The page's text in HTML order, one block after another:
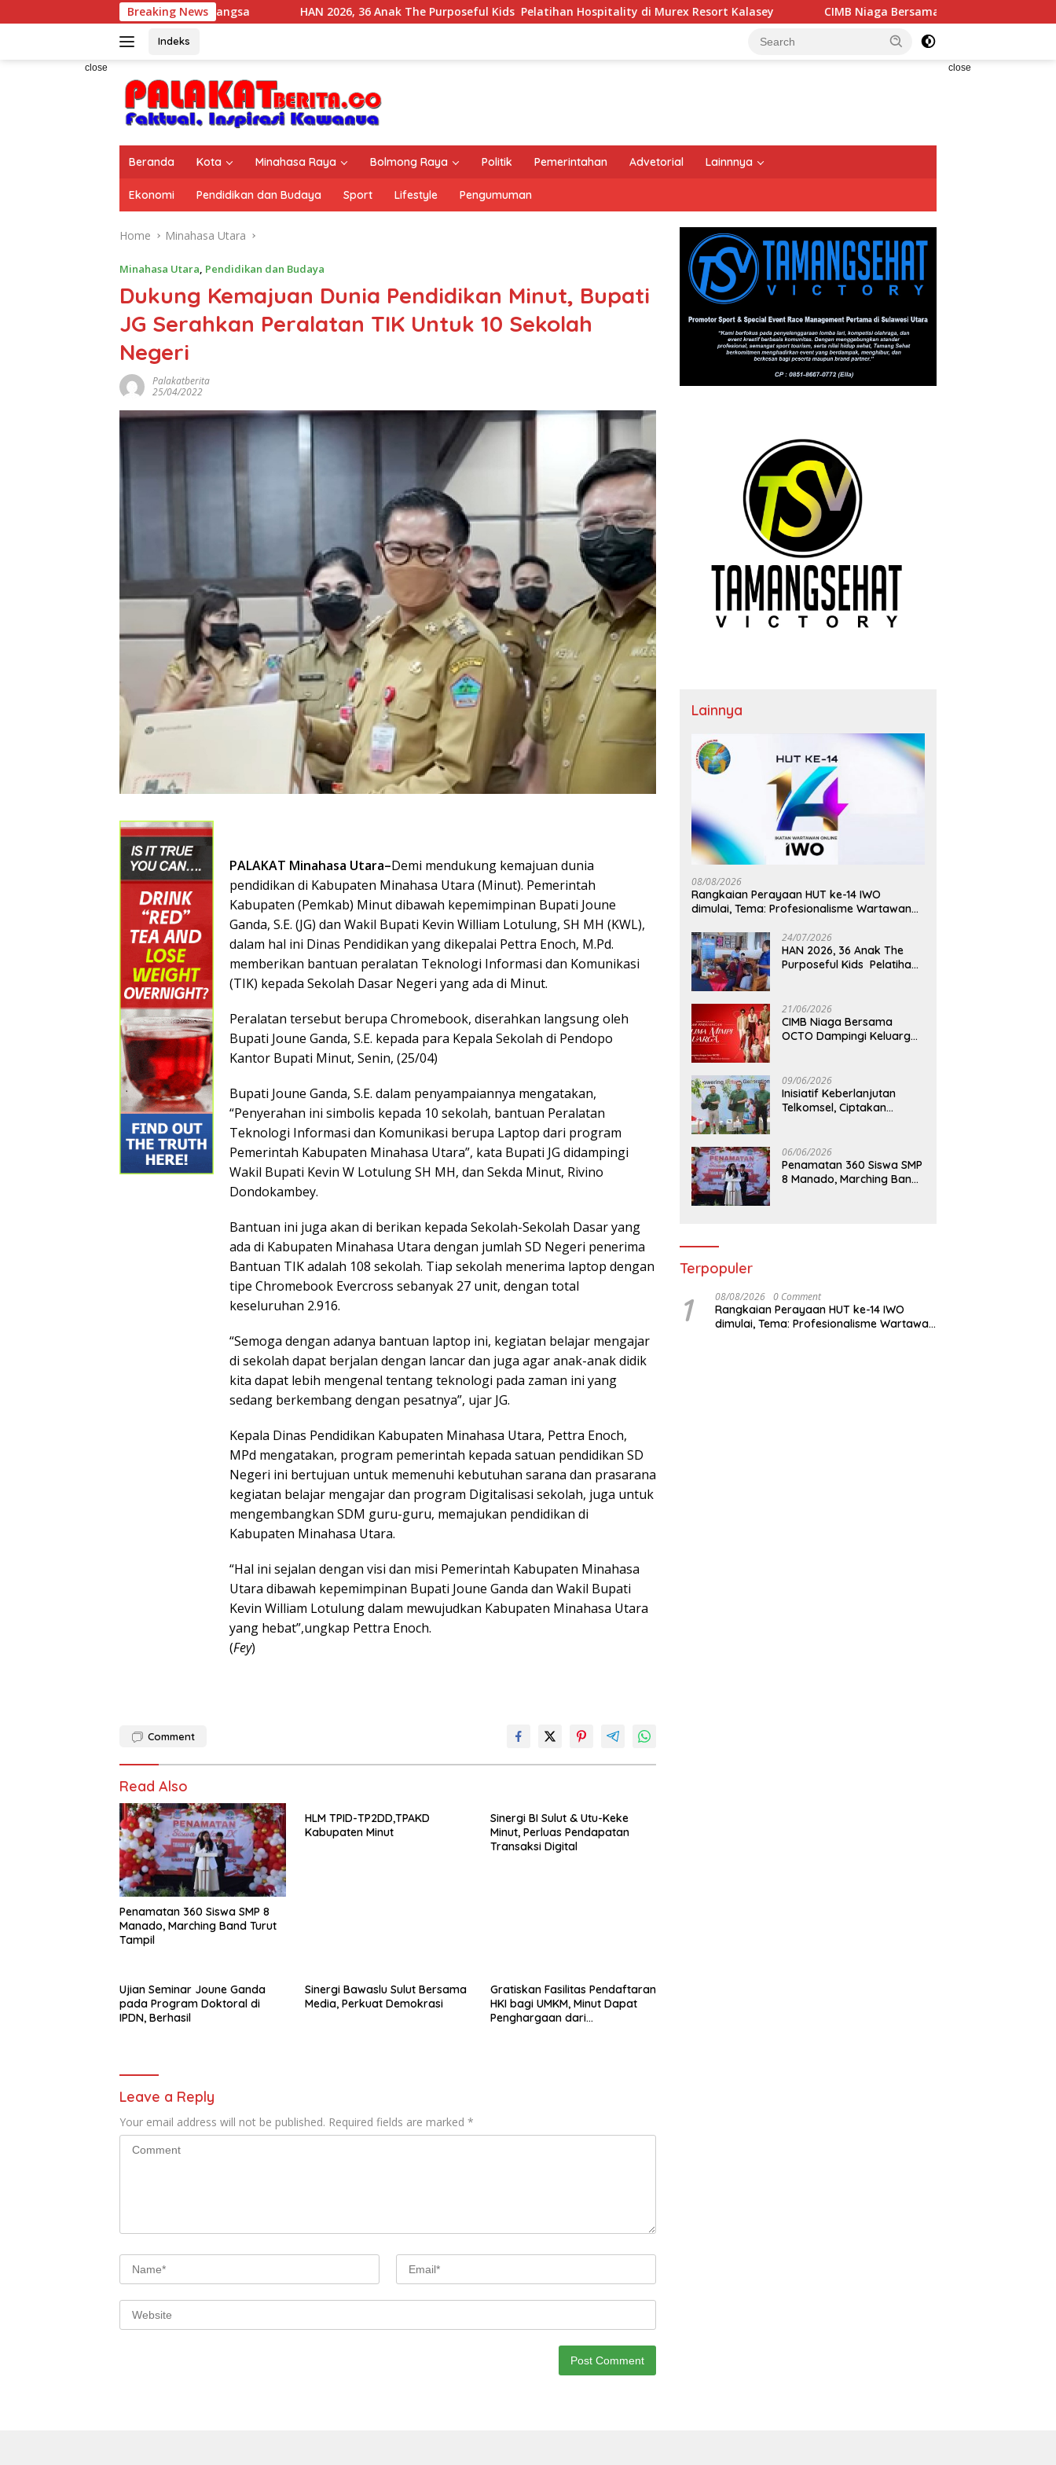
to
Breaking News
Bagi Kebaikan Bangsa HAN 2026, 36 Anak The Purposeful Kids Pelatihan Hospitality di Murex Resort Kalasey CIMB Niaga Bersama OCTO Dampingi Keluarga
Indeks
close close
Beranda Kota Minahasa Raya Bolmong Raya Politik Pemerintahan Advetorial Lainnnya
Ekonomi Pendidikan dan Budaya Sport Lifestyle Pengumuman
Home Minahasa Utara
Minahasa Utara, Pendidikan dan Budaya
Dukung Kemajuan Dunia Pendidikan Minut, Bupati
JG Serahkan Peralatan TIK Untuk 10 Sekolah
Negeri
Palakatberita
25/04/2022
PALAKAT Minahasa Utara–Demi mendukung kemajuan dunia
pendidikan di Kabupaten Minahasa Utara (Minut). Pemerintah
Kabupaten (Pemkab) Minut dibawah kepemimpinan Bupati Joune
Ganda, S.E. (JG) dan Wakil Bupati Kevin William Lotulung, SH MH (KWL),
dalam hal ini Dinas Pendidikan yang dikepalai Pettra Enoch, M.Pd.
memberikan bantuan peralatan Teknologi Informasi dan Komunikasi
(TIK) kepada Sekolah Dasar Negeri yang ada di Minut.
Peralatan tersebut berupa Chromebook, diserahkan langsung oleh
Bupati Joune Ganda, S.E. kepada para Kepala Sekolah di Pendopo
Kantor Bupati Minut, Senin, (25/04)
Bupati Joune Ganda, S.E. dalam penyampaiannya mengatakan,
“Penyerahan ini simbolis kepada 10 sekolah, bantuan Peralatan
Teknologi Informasi dan Komunikasi berupa Laptop dari program
Pemerintah Kabupaten Minahasa Utara”, kata Bupati JG didampingi
Wakil Bupati Kevin W Lotulung SH MH, dan Sekda Minut, Rivino
Dondokambey.
Bantuan ini juga akan di berikan kepada Sekolah-Sekolah Dasar yang
ada di Kabupaten Minahasa Utara dengan jumlah SD Negeri penerima
Bantuan TIK adalah 108 sekolah. Tiap sekolah menerima laptop dengan
tipe Chromebook Evercross sebanyak 27 unit, dengan total
keseluruhan 2.916.
“Semoga dengan adanya bantuan laptop ini, kegiatan belajar mengajar
di sekolah dapat berjalan dengan lancar dan juga agar anak-anak didik
kita dapat lebih mengenal tentang teknologi pada zaman ini yang
sedang berkembang dengan pesatnya”, ujar JG.
Kepala Dinas Pendidikan Kabupaten Minahasa Utara, Pettra Enoch,
MPd mengatakan, program pemerintah kepada satuan pendidikan SD
Negeri ini bertujuan untuk memenuhi kebutuhan sarana dan prasarana
kegiatan belajar mengajar dan program Digitalisasi sekolah, juga untuk
mengembangkan SDM guru-guru, memajukan pendidikan di
Kabupaten Minahasa Utara.
“Hal ini sejalan dengan visi dan misi Pemerintah Kabupaten Minahasa
Utara dibawah kepemimpinan Bupati Joune Ganda dan Wakil Bupati
Kevin William Lotulung dalam mewujudkan Kabupaten Minahasa Utara
yang hebat”,ungkap Pettra Enoch.
(Fey)
Comment
Read Also
Penamatan 360 Siswa SMP 8
Manado, Marching Band Turut
Tampil
HLM TPID-TP2DD,TPAKD
Kabupaten Minut
Sinergi BI Sulut & Utu-Keke
Minut, Perluas Pendapatan
Transaksi Digital
Ujian Seminar Joune Ganda
pada Program Doktoral di
IPDN, Berhasil
Sinergi Bawaslu Sulut Bersama
Media, Perkuat Demokrasi
Gratiskan Fasilitas Pendaftaran
HKI bagi UMKM, Minut Dapat
Penghargaan dari
Leave a Reply
Your email address will not be published. Required fields are marked *
Lainnya
08/08/2026
Rangkaian Perayaan HUT ke-14 IWO
dimulai, Tema: Profesionalisme Wartawan
24/07/2026
HAN 2026, 36 Anak The
Purposeful Kids Pelatihan
21/06/2026
CIMB Niaga Bersama
OCTO Dampingi Keluarga
09/06/2026
Inisiatif Keberlanjutan
Telkomsel, Ciptakan
06/06/2026
Penamatan 360 Siswa SMP
8 Manado, Marching Band
Terpopuler
1 08/08/2026 0 Comment
Rangkaian Perayaan HUT ke-14 IWO
dimulai, Tema: Profesionalisme Wartawan